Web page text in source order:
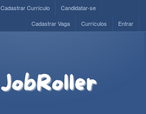
Cadastrar Currículo
Candidatar-se
Entrar
Currículos
Cadastrar Vaga